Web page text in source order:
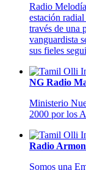
Radio
estación
través de una
vanguardista
sus fieles
NG Radio
Ministerio
2000 por los
Radio
Somos una